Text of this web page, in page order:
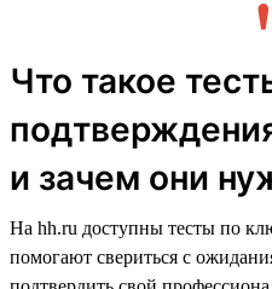
Что такое
и зачем они
На hh.ru доступны тесты по
помогают свериться с